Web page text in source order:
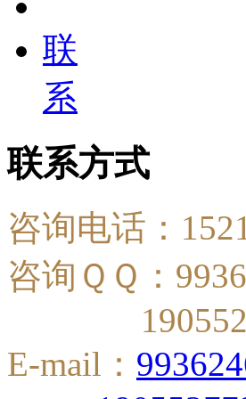
联
系
联系方式
咨询电话：
咨询ＱＱ：
E-mail：